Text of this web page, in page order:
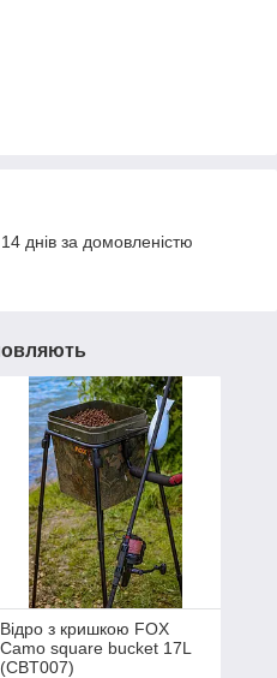
днів за домовленістю
Відро з кришкою FOX
Camo square bucket 17L
(CBT007)